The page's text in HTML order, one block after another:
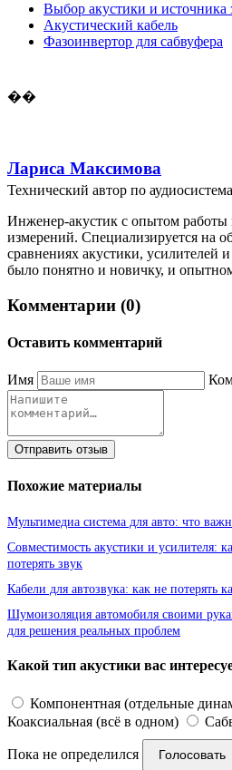
Выбор акустики и источника
Акустический кабель
Фазоинвертор для сабвуфера
��
Лариса Максимова
Технический автор по
Инженер-акустик с опытом работы
измерений. Специализируется на
сравнениях акустики, усилителей
было понятно и новичку, и
Комментарии (0)
Оставить комментарий
Имя
Отправить отзыв
Похожие материалы
Мультимедиа система для авто: что
Совместимость акустики и усилителя:
потерять звук
Кабели для автозвука: как не потерять
Шумоизоляция автомобиля своими
для решения реальных проблем
Какой тип акустики вас
Компонентная (отдельные
Коаксиальная (всё в одном)
Пока не определился Голосовать